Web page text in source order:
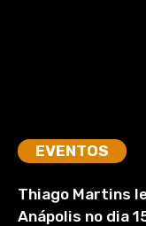
EVENTOS
Thiago Martins
Anápolis no dia